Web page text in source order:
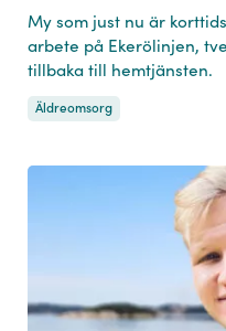
My som just nu är
arbete på Ekerölinjen,
tillbaka till hemtjänsten.
Äldreomsorg